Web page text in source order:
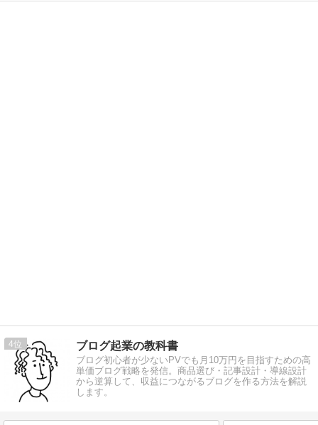
4 ブログ起業の教科書
ブログ初心者が少ないPVでも月10万円を目指すための高
単価ブログ戦略を発信。商品選び・記事設計・導線設計
から逆算して、収益につながるブログを作る方法を解説
します。